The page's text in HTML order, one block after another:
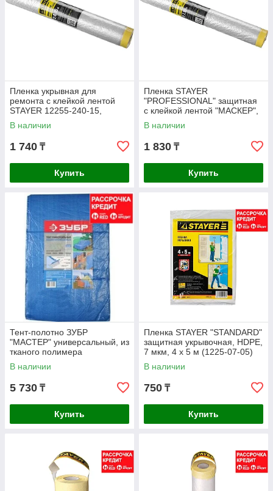
Пленка укрывная для
ремонта с клейкой лентой
STAYER 12255-240-15,
PROFESSIONAL, HDPE,
9мкм, 2,4х15м
В наличии
1 740 ₸
Купить
Пленка STAYER
"PROFESSIONAL" защитная
с клейкой лентой "МАСКЕР",
HDPE, 9мкм, 2,7х15м (12255-
270-15)
В наличии
1 830 ₸
Купить
Тент-полотно ЗУБР
"МАСТЕР" универсальный, из
тканого полимера
плотностью 75 г/м3, с
люверсами,
В наличии
5 730 ₸
Купить
Пленка STAYER "STANDARD"
защитная укрывочная, HDPE,
7 мкм, 4 х 5 м (1225-07-05)
В наличии
750 ₸
Купить